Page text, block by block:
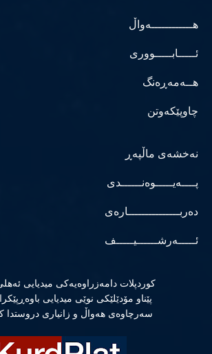
هــــــــــــەواڵ
ئـــــابـــــووری
هــەمەڕەنگ
چاوپێکەوتن
نەخشەی ماڵپەڕ
پــــەیـــــوەنــــــدی
دەربـــــــــــــــارەی
ئـــــەرشــــــیـــــف
كوردپلات دامەزراوەیەكی میدیایی
پێناو مۆدێلێكی نوێی میدیایی
سەرچاوەی هەواڵ و زانیاری دروستدا